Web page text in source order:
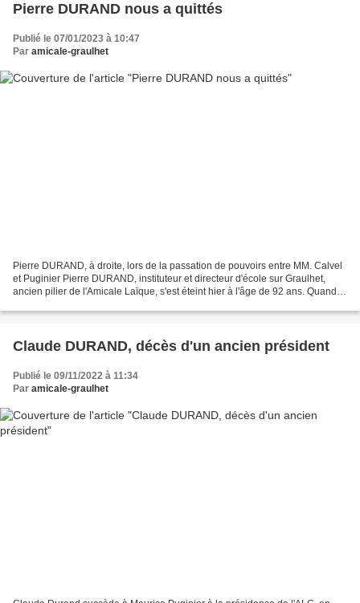
Pierre DURAND nous a quittés
Publié le 07/01/2023 à 10:47
Par amicale-graulhet
Pierre DURAND, à droite, lors de la passation de pouvoirs entre MM. Calvel
et Puginier Pierre DURAND, instituteur et directeur d'école sur Graulhet,
ancien pilier de l'Amicale Laïque, s'est éteint hier à l'âge de 92 ans. Quand
Claude DURAND, décès d'un ancien président
Publié le 09/11/2022 à 11:34
Par amicale-graulhet